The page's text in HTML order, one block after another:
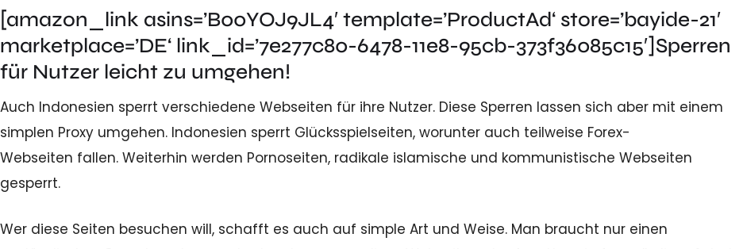
[amazon_link asins=’B00YOJ9JL4′ template=’ProductAd‘ store=’bayide-21′
marketplace=’DE‘ link_id=’7e277c80-6478-11e8-95cb-373f36085c15′]Sperren
für Nutzer leicht zu umgehen!
Auch Indonesien sperrt verschiedene Webseiten für ihre Nutzer. Diese Sperren lassen sich aber mit einem
simplen Proxy umgehen. Indonesien sperrt Glücksspielseiten, worunter auch teilweise Forex-
Webseiten fallen. Weiterhin werden Pornoseiten, radikale islamische und kommunistische Webseiten
gesperrt.
Wer diese Seiten besuchen will, schafft es auch auf simple Art und Weise. Man braucht nur einen